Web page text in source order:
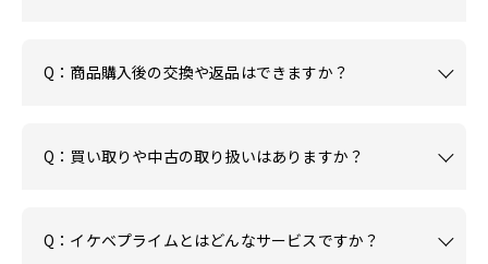
Q：商品購入後の交換や返品はできますか？
Q：買い取りや中古の取り扱いはありますか？
Q：イケベプライムとはどんなサービスですか？